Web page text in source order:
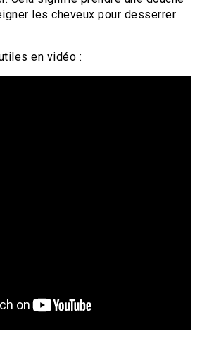
les cheveux pour desserrer
en vidéo :